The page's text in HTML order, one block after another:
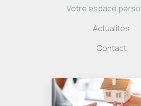
Votre espace
Actualités
Contact